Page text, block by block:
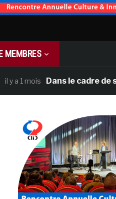
MEMBRES
mois Dans le cadre de sa